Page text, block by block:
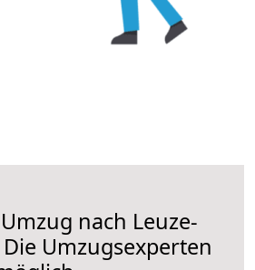
nach Leuze-
Umzugsexperten